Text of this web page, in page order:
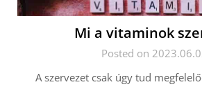
Mi a vitaminok
Posted on
A szervezet csak úgy tud